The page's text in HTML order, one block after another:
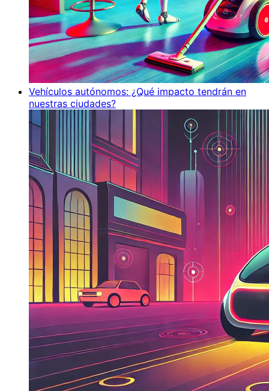
Vehículos autónomos: ¿Qué impacto tendrán en
nuestras ciudades?